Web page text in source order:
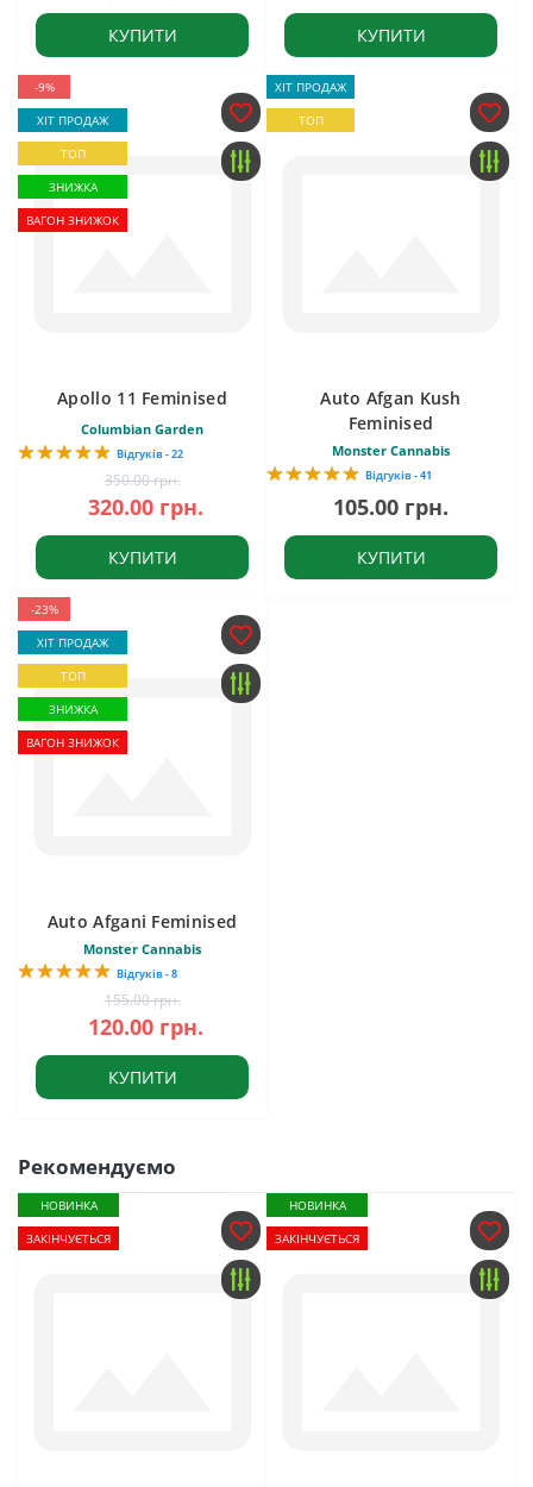
КУПИТИ КУПИТИ
-9%
ХІТ ПРОДАЖ
ТОП
ЗНИЖКА
ВАГОН ЗНИЖОК
Apollo 11 Feminised
Columbian Garden
Відгуків - 22
350.00 грн.
320.00 грн.
КУПИТИ
ХІТ ПРОДАЖ
ТОП
Auto Afgan Kush
Feminised
Monster Cannabis
Відгуків - 41
105.00 грн.
КУПИТИ
-23%
ХІТ ПРОДАЖ
ТОП
ЗНИЖКА
ВАГОН ЗНИЖОК
Auto Afgani Feminised
Monster Cannabis
Відгуків - 8
155.00 грн.
120.00 грн.
КУПИТИ
Рекомендуємо
НОВИНКА
ЗАКІНЧУЄТЬСЯ
НОВИНКА
ЗАКІНЧУЄТЬСЯ